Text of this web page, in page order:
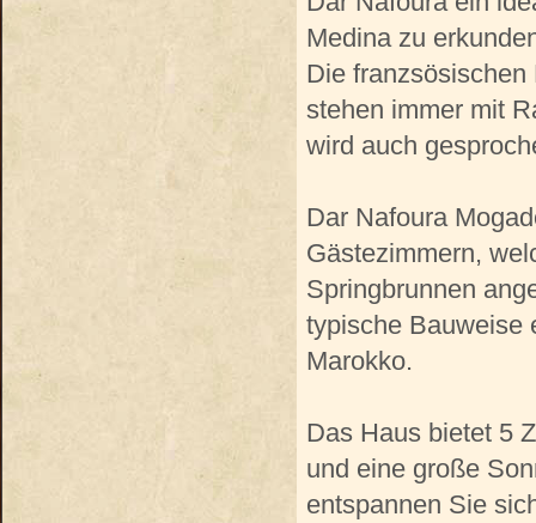
Medina zu
Die
stehen immer mit
wird auch
Dar Nafoura
Gästezimmern,
Springbrunnen
typische Bauweise
Marokko.
Das Haus bietet 5
und eine große
entspannen Sie